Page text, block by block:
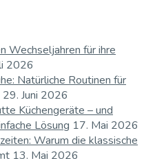
Wechseljahren für ihre
2026
Natürliche Routinen für
29. Juni 2026
Küchengeräte – und
Lösung 17. Mai 2026
Warum die klassische
13. Mai 2026